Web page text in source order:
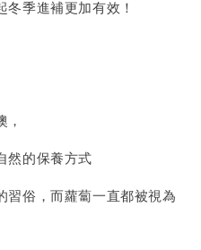
季進補更加有效！
然的保養方式
習俗，而蘿蔔一直都被視為